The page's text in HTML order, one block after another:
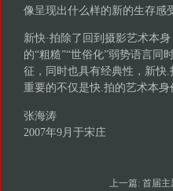
像呈现出什么样的新的生存
新快·拍除了回到摄影艺术本
的“粗糙”“世俗化”弱势语言同
征，同时也具有经典性，新快
重要的不仅是快.拍的艺术本
张海涛
2007年9月于宋庄
上一篇:首届